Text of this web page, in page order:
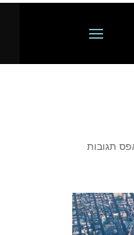
תגובות